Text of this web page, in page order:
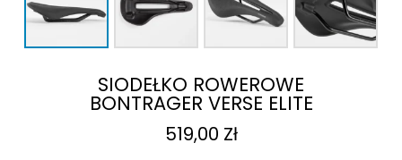
SIODEŁKO ROWEROWE
BONTRAGER VERSE ELITE
519,00 Zł